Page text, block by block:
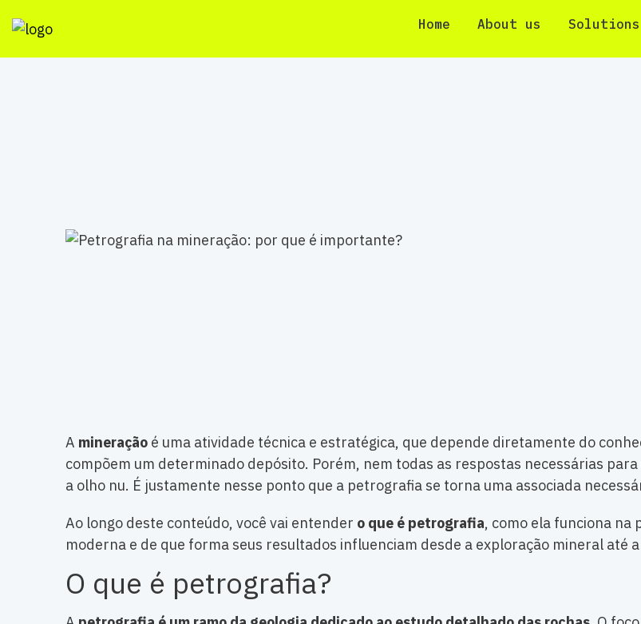
Home About us Solutions
A mineração é uma atividade técnica e estratégica, que depende diretamente do
compõem um determinado depósito. Porém, nem todas as respostas necessárias
a olho nu. É justamente nesse ponto que a petrografia se torna uma associada
Ao longo deste conteúdo, você vai entender o que é petrografia, como ela funciona na
moderna e de que forma seus resultados influenciam desde a exploração mineral até
O que é petrografia?